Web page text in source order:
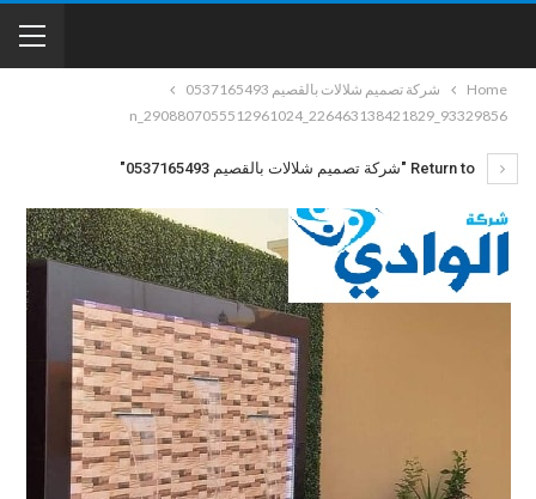
Home
شركة تصميم شلالات بالقصيم 0537165493
93329856_226463138421829_2908807055512961024_n